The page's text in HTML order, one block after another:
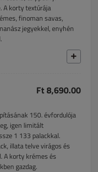
A korty textúrája
finoman savas,
jegyekkel, enyhén
Ft 8,690.00
150. évfordulója
igen limitált
1 133 palackkal.
illata telve virágos és
A korty krémes és
gazdag.